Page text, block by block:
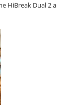
HiBreak Dual 2 a